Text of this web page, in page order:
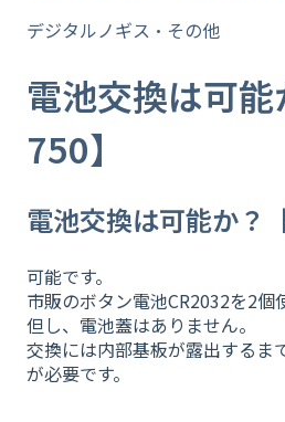
デジタルノギス・その他
電池交換は可
750】
電池交換は可能か？
可能です。
市販のボタン電池CR2032を2個
但し、電池蓋はありません。
交換には内部基板が露出するま
が必要です。